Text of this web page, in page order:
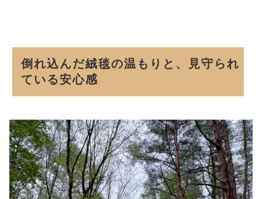
倒れ込んだ絨毯の温もりと、見守られ
ている安心感